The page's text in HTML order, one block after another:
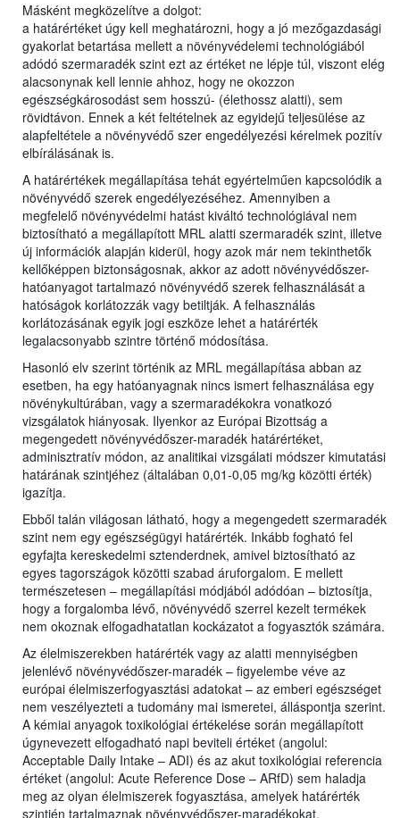
Másként megközelítve a dolgot:
a határértéket úgy kell meghatározni, hogy a jó mezőgazdasági
gyakorlat betartása mellett a növényvédelemi technológiából
adódó szermaradék szint ezt az értéket ne lépje túl, viszont elég
alacsonynak kell lennie ahhoz, hogy ne okozzon
egészségkárosodást sem hosszú- (élethossz alatti), sem
rövidtávon. Ennek a két feltételnek az egyidejű teljesülése az
alapfeltétele a növényvédő szer engedélyezési kérelmek pozitív
elbírálásának is.
A határértékek megállapítása tehát egyértelműen kapcsolódik a
növényvédő szerek engedélyezéséhez. Amennyiben a
megfelelő növényvédelmi hatást kiváltó technológiával nem
biztosítható a megállapított MRL alatti szermaradék szint, illetve
új információk alapján kiderül, hogy azok már nem tekinthetők
kellőképpen biztonságosnak, akkor az adott növényvédőszer-
hatóanyagot tartalmazó növényvédő szerek felhasználását a
hatóságok korlátozzák vagy betiltják. A felhasználás
korlátozásának egyik jogi eszköze lehet a határérték
legalacsonyabb szintre történő módosítása.
Hasonló elv szerint történik az MRL megállapítása abban az
esetben, ha egy hatóanyagnak nincs ismert felhasználása egy
növénykultúrában, vagy a szermaradékokra vonatkozó
vizsgálatok hiányosak. Ilyenkor az Európai Bizottság a
megengedett növényvédőszer-maradék határértéket,
adminisztratív módon, az analitikai vizsgálati módszer kimutatási
határának szintjéhez (általában 0,01-0,05 mg/kg közötti érték)
igazítja.
Ebből talán világosan látható, hogy a megengedett szermaradék
szint nem egy egészségügyi határérték. Inkább fogható fel
egyfajta kereskedelmi sztenderdnek, amivel biztosítható az
egyes tagországok közötti szabad áruforgalom. E mellett
természetesen – megállapítási módjából adódóan – biztosítja,
hogy a forgalomba lévő, növényvédő szerrel kezelt termékek
nem okoznak elfogadhatatlan kockázatot a fogyasztók számára.
Az élelmiszerekben határérték vagy az alatti mennyiségben
jelenlévő növényvédőszer-maradék – figyelembe véve az
európai élelmiszerfogyasztási adatokat – az emberi egészséget
nem veszélyezteti a tudomány mai ismeretei, álláspontja szerint.
A kémiai anyagok toxikológiai értékelése során megállapított
úgynevezett elfogadható napi beviteli értéket (angolul:
Acceptable Daily Intake – ADI) és az akut toxikológiai referencia
értéket (angolul: Acute Reference Dose – ARfD) sem haladja
meg az olyan élelmiszerek fogyasztása, amelyek határérték
szintjén tartalmaznak növényvédőszer-maradékokat.